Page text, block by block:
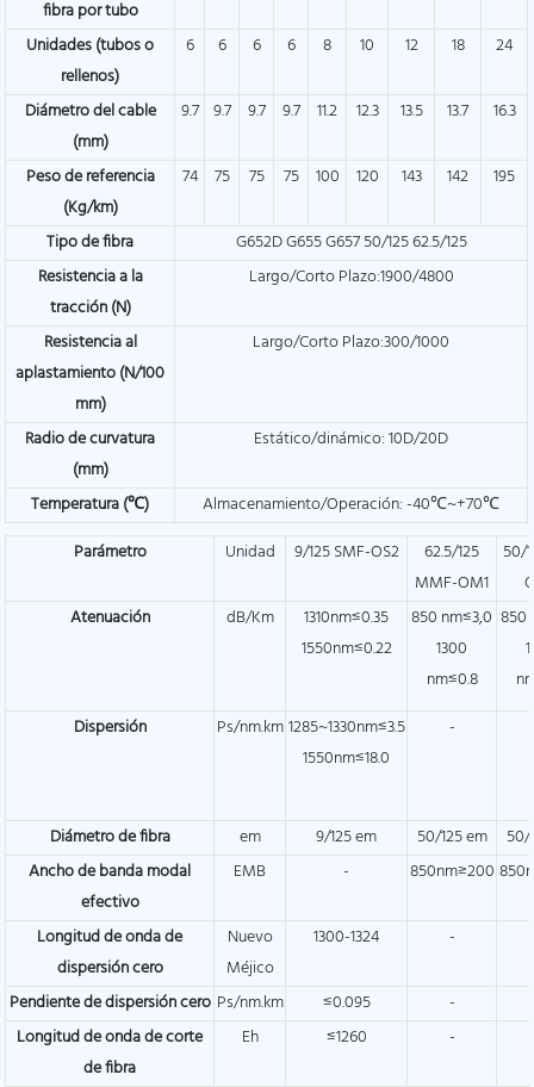
fibra por tubo
Unidades (tubos o
rellenos)
6 6 6 6 8 10 12 18 24
Diámetro del cable
(mm)
9.7 9.7 9.7 9.7 11.2 12.3 13.5 13.7 16.3
Peso de referencia
(Kg/km)
74 75 75 75 100 120 143 142 195
Tipo de fibra
G652D G655 G657 50/125 62.5/125
Resistencia a la
tracción (N)
Largo/Corto Plazo:1900/4800
Resistencia al
aplastamiento (N/100
mm)
Largo/Corto Plazo:300/1000
Radio de curvatura
(mm)
Estático/dinámico: 10D/20D
Temperatura (℃)
Almacenamiento/Operación: -40℃~+70℃
Parámetro
Unidad 9/125 SMF-OS2
62.5/125
MMF-OM1
50/
Atenuación
dB/Km
1310nm≤0.35
1550nm≤0.22
850 nm≤3,0
1300
nm≤0.8
850
Dispersión
Ps/nm.km1285~1330nm≤3.5
1550nm≤18.0
-
Diámetro de fibra em 9/125 em 50/125 em
50/
Ancho de banda modal
efectivo
EMB - 850nm≥200
Longitud de onda de
dispersión cero
Nuevo
Méjico
1300-1324 -
Pendiente de dispersión cero Ps/nm.km ≤0.095
-
Longitud de onda de corte
de fibra
Eh ≤1260 -